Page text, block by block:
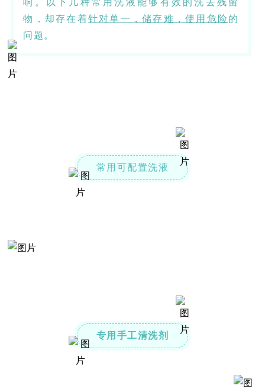
响。以下几种常用洗液能够有效的洗去残留
物，却存在着针对单一，储存难，使用危险 的
问题。
常用可配置洗液
专用手工清洗剂